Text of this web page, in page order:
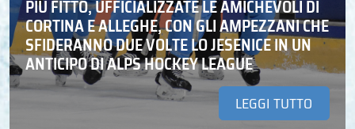
PIÙ FITTO, UFFICIALIZZATE LE AMICHEVOLI DI
CORTINA E ALLEGHE, CON GLI AMPEZZANI CHE
SFIDERANNO DUE VOLTE LO JESENICE IN UN
ANTICIPO DI ALPS HOCKEY LEAGUE
LEGGI TUTTO